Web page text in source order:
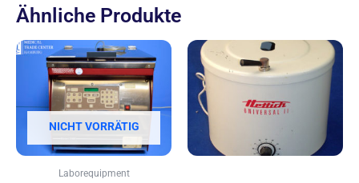
Ähnliche Produkte
NICHT VORRÄTIG
Laborequipment